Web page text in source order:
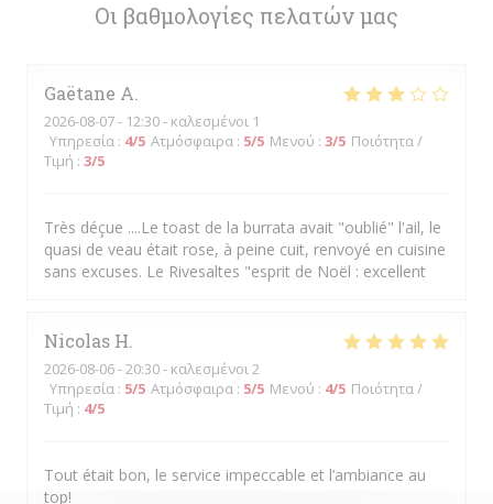
Οι βαθμολογίες πελατών μας
Gaëtane A
2026-08-07- 12:30 - καλεσμένοι 1
Υπηρεσία : 4/5 Ατμόσφαιρα : 5/5 Μενού : 3/5 Ποιότητα /
Τιμή : 3/5
Très déçue ....Le toast de la burrata avait "oublié" l'ail, le
quasi de veau était rose, à peine cuit, renvoyé en cuisine
sans excuses. Le Rivesaltes "esprit de Noël : excellent
Nicolas H
2026-08-06- 20:30 - καλεσμένοι 2
Υπηρεσία : 5/5 Ατμόσφαιρα : 5/5 Μενού : 4/5 Ποιότητα /
Τιμή : 4/5
Tout était bon, le service impeccable et l’ambiance au
top!